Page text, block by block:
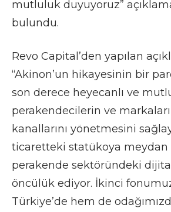
mutluluk duyuyoruz”
bulundu.
Revo Capital’den yapılan
“Akinon’un hikayesinin bir
son derece heyecanlı ve
perakendecilerin ve
kanallarını yönetmesini
ticaretteki statükoya meydan
perakende sektöründeki
öncülük ediyor. İkinci
Türkiye’de hem de